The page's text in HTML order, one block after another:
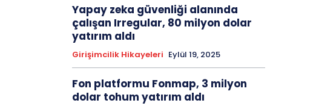
Yapay zeka güvenliği alanında
çalışan Irregular, 80 milyon dolar
yatırım aldı
Girişimcilik Hikayeleri Eylül 19, 2025
Fon platformu Fonmap, 3 milyon
dolar tohum yatırım aldı